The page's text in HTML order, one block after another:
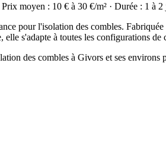
moyen : 10 € à 30 €/m² · Durée : 1 à 2
pour l'isolation des combles.
s'adapte à toutes les configurations
des combles à Givors et ses environs